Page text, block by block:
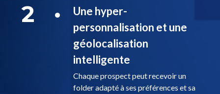
2
Une hyper-
personnalisation et une
géolocalisation
intelligente
Chaque prospect peut recevoir un
folder adapté à ses préférences et sa